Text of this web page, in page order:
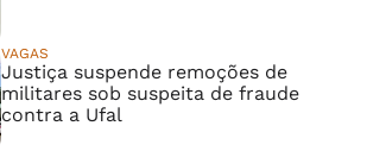
VAGAS
Justiça suspende remoções de
militares sob suspeita de fraude
contra a Ufal